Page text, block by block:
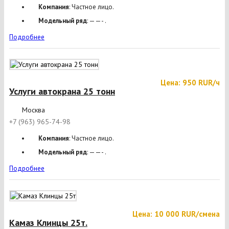
Компания: Частное лицо.
Модельный ряд: ——- .
Подробнее
Услуги автокрана 25 тонн
Цена: 950 RUR/ч
Москва
+7 (963) 965-74-98
Компания: Частное лицо.
Модельный ряд: ——- .
Подробнее
Камаз Клинцы 25т.
Цена: 10 000 RUR/смена